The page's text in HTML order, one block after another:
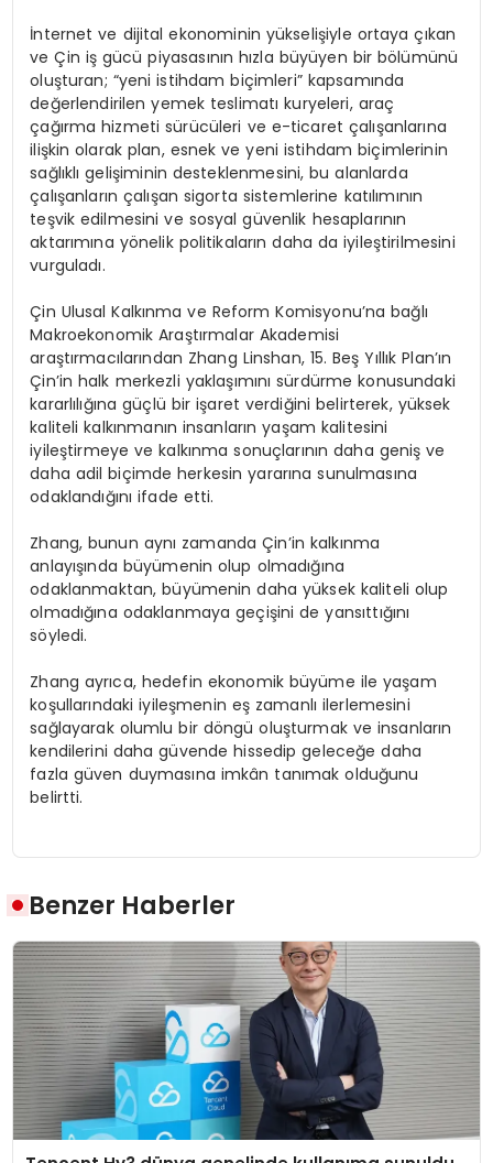
İnternet ve dijital ekonominin yükselişiyle ortaya çıkan
ve Çin iş gücü piyasasının hızla büyüyen bir bölümünü
oluşturan; “yeni istihdam biçimleri” kapsamında
değerlendirilen yemek teslimatı kuryeleri, araç
çağırma hizmeti sürücüleri ve e-ticaret çalışanlarına
ilişkin olarak plan, esnek ve yeni istihdam biçimlerinin
sağlıklı gelişiminin desteklenmesini, bu alanlarda
çalışanların çalışan sigorta sistemlerine katılımının
teşvik edilmesini ve sosyal güvenlik hesaplarının
aktarımına yönelik politikaların daha da iyileştirilmesini
vurguladı.
Çin Ulusal Kalkınma ve Reform Komisyonu’na bağlı
Makroekonomik Araştırmalar Akademisi
araştırmacılarından Zhang Linshan, 15. Beş Yıllık Plan’ın
Çin’in halk merkezli yaklaşımını sürdürme konusundaki
kararlılığına güçlü bir işaret verdiğini belirterek, yüksek
kaliteli kalkınmanın insanların yaşam kalitesini
iyileştirmeye ve kalkınma sonuçlarının daha geniş ve
daha adil biçimde herkesin yararına sunulmasına
odaklandığını ifade etti.
Zhang, bunun aynı zamanda Çin’in kalkınma
anlayışında büyümenin olup olmadığına
odaklanmaktan, büyümenin daha yüksek kaliteli olup
olmadığına odaklanmaya geçişini de yansıttığını
söyledi.
Zhang ayrıca, hedefin ekonomik büyüme ile yaşam
koşullarındaki iyileşmenin eş zamanlı ilerlemesini
sağlayarak olumlu bir döngü oluşturmak ve insanların
kendilerini daha güvende hissedip geleceğe daha
fazla güven duymasına imkân tanımak olduğunu
belirtti.
Benzer Haberler